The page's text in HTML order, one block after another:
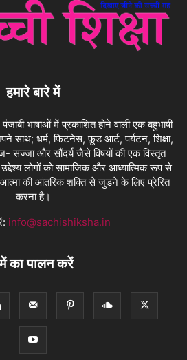
हमारे बारे में
भाषाओं में प्रकाशित होने वाली एक बहुभाषी
साथ; धर्म, फिटनेस, फ़ूड आर्ट, पर्यटन, शिक्षा,
सज्जा और सौंदर्य जैसे विषयों की एक विस्तृत
लोगों को सामाजिक और आध्यात्मिक रूप से
की आंतरिक शक्ति से जुड़ने के लिए प्रेरित
करना है।
info@sachishiksha.in
का पालन करें